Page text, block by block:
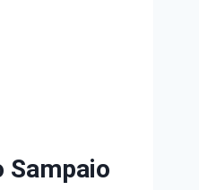
Sampaio